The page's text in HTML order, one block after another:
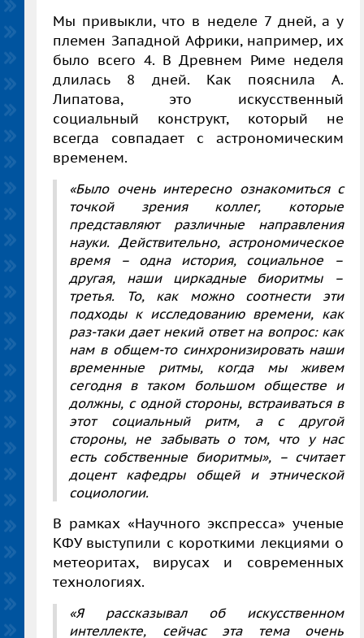
Мы привыкли, что в неделе 7 дней, а у
племен Западной Африки, например, их
было всего 4. В Древнем Риме неделя
длилась 8 дней. Как пояснила А.
Липатова, это искусственный
социальный конструкт, который не
всегда совпадает с астрономическим
временем.
«Было очень интересно ознакомиться с
точкой зрения коллег, которые
представляют различные направления
науки. Действительно, астрономическое
время – одна история, социальное –
другая, наши циркадные биоритмы –
третья. То, как можно соотнести эти
подходы к исследованию времени, как
раз-таки дает некий ответ на вопрос: как
нам в общем-то синхронизировать наши
временные ритмы, когда мы живем
сегодня в таком большом обществе и
должны, с одной стороны, встраиваться в
этот социальный ритм, а с другой
стороны, не забывать о том, что у нас
есть собственные биоритмы», – считает
доцент кафедры общей и этнической
социологии.
В рамках «Научного экспресса» ученые
КФУ выступили с короткими лекциями о
метеоритах, вирусах и современных
технологиях.
«Я рассказывал об искусственном
интеллекте, сейчас эта тема очень